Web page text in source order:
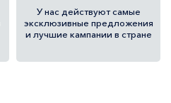
У нас действуют самые
эксклюзивные предложения
и лучшие кампании в стране